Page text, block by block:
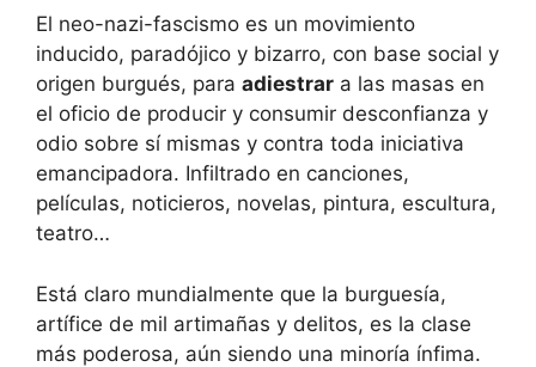
El neo-nazi-fascismo es un movimiento
inducido, paradójico y bizarro, con base social y
origen burgués, para adiestrar a las masas en
el oficio de producir y consumir desconfianza y
odio sobre sí mismas y contra toda iniciativa
emancipadora. Infiltrado en canciones,
películas, noticieros, novelas, pintura, escultura,
teatro…
Está claro mundialmente que la burguesía,
artífice de mil artimañas y delitos, es la clase
más poderosa, aún siendo una minoría ínfima.